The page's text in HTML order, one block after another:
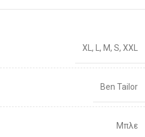
81,5
83
XL, L, M, S, XXL
Ben Tailor
Μπλε